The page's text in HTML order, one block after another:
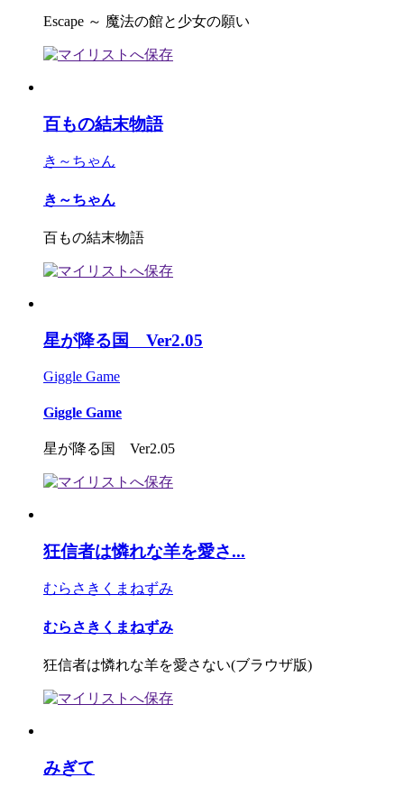
Escape ～ 魔法の館と少女の願い
百もの結末物語
き～ちゃん
き～ちゃん
百もの結末物語
星が降る国 Ver2.05
Giggle Game
Giggle Game
星が降る国 Ver2.05
狂信者は憐れな羊を愛さ...
むらさきくまねずみ
むらさきくまねずみ
狂信者は憐れな羊を愛さない(ブラウザ版)
みぎて